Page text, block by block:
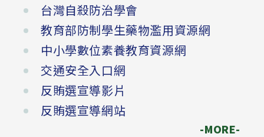
台灣自殺防治學會
教育部防制學生藥物濫用資源網
中小學數位素養教育資源網
交通安全入口網
反賄選宣導影片
反賄選宣導網站
-MORE-